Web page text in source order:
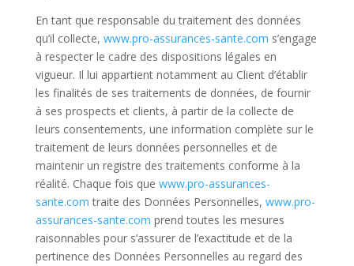
En tant que responsable du traitement des données
qu’il collecte, www.pro-assurances-sante.com s’engage
à respecter le cadre des dispositions légales en
vigueur. Il lui appartient notamment au Client d’établir
les finalités de ses traitements de données, de fournir
à ses prospects et clients, à partir de la collecte de
leurs consentements, une information complète sur le
traitement de leurs données personnelles et de
maintenir un registre des traitements conforme à la
réalité. Chaque fois que www.pro-assurances-
sante.com traite des Données Personnelles, www.pro-
assurances-sante.com prend toutes les mesures
raisonnables pour s’assurer de l’exactitude et de la
pertinence des Données Personnelles au regard des